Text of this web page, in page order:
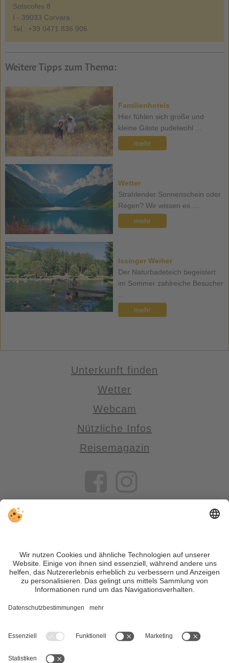
Sotscofes 8
I - 39033 Corvara
Tel.: +39 0471 836 906
Weitere Tipps zum Thema:
Familienhotels
Hier fühlen sich große und
kleine Gäste pudelwohl ...
mehr
Wetter
Strahlender Sonnenschein oder
Regen? Wir wissen es ...
mehr
Issinger Weiher
Der Naturbadeteich begeistert
im Sommer zahlreiche Besucher
mehr
Unterkunft finden
Wetter
Webcam
Nützliche Infos
Reisemagazin
VIVOSüdtirol ist das Reiseportal für alle, die Südtirol nicht nur
besuchen, sondern wirklich erleben wollen – inklusive Tipps,
tollen Unterkünften und Angeboten.
Trotz genauer Arbeit und ständigem Aktualisieren der Inhalte,
Informieren Sie sich sicherheitshalber nochmals beim